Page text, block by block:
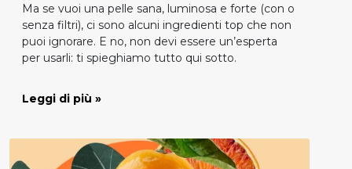
Ma se vuoi una pelle sana, luminosa e forte (con o
senza filtri), ci sono alcuni ingredienti top che non
puoi ignorare. E no, non devi essere un’esperta
per usarli: ti spieghiamo tutto qui sotto.
Leggi di più »